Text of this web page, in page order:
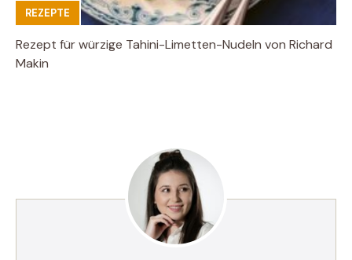
REZEPTE
Rezept für würzige Tahini-Limetten-Nudeln von Richard
Makin